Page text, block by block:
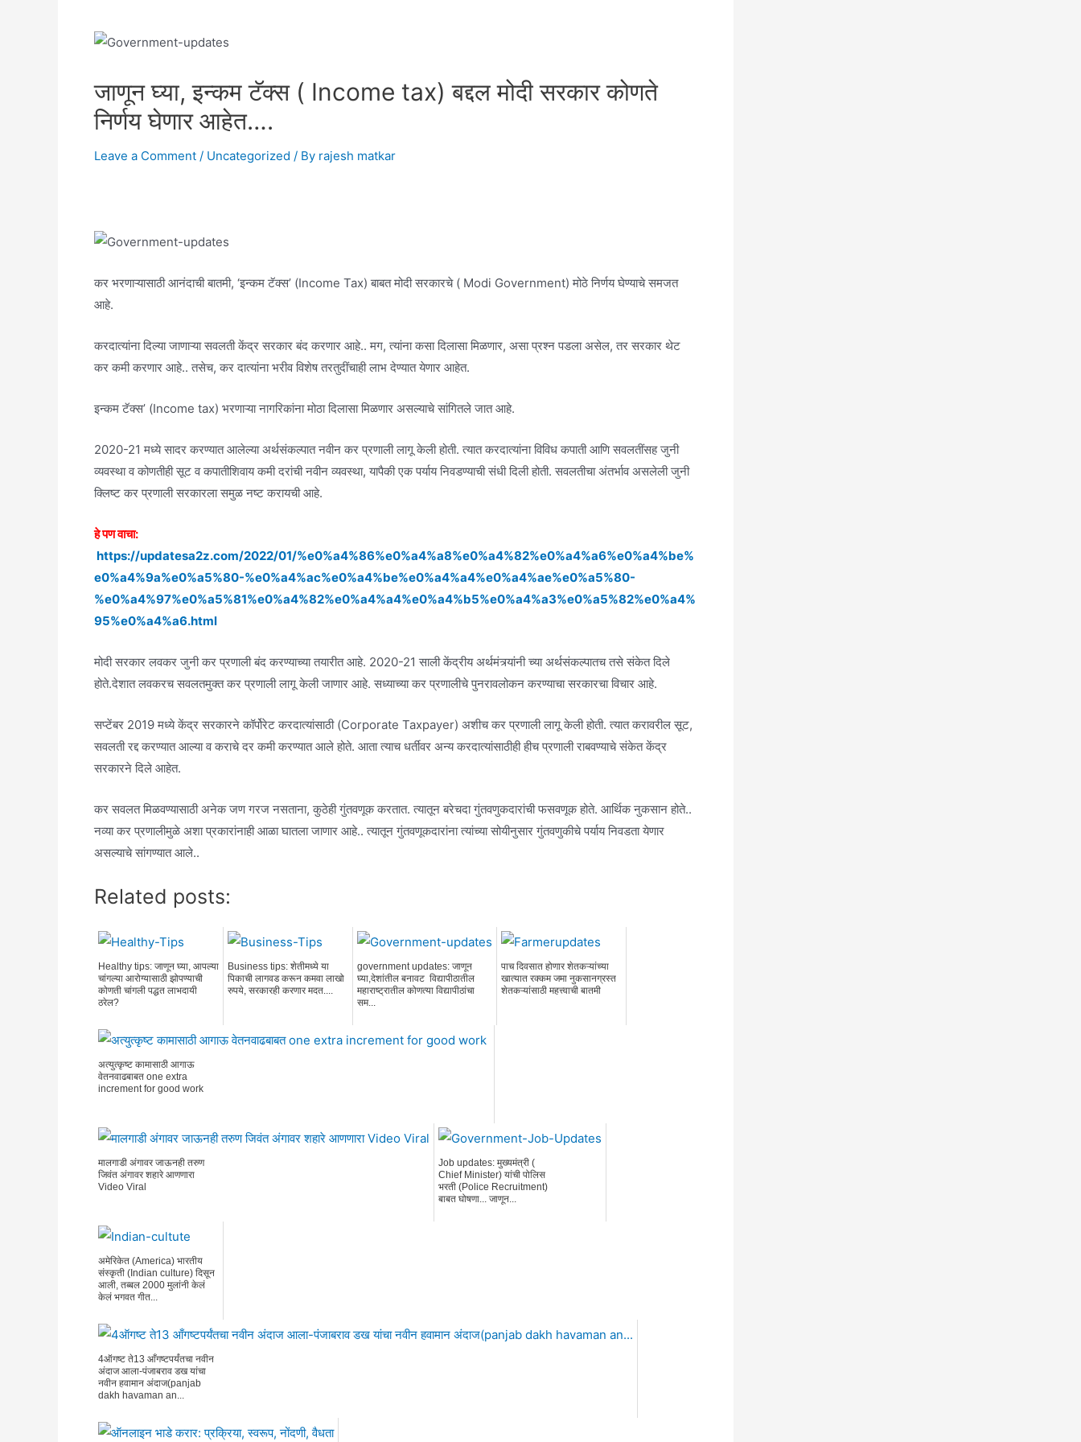
जाणून घ्या, इन्कम टॅक्स ( Income tax) बद्दल मोदी सरकार कोणते
निर्णय घेणार आहेत….
Leave a Comment / Uncategorized / By rajesh matkar
कर भरणाऱ्यासाठी आनंदाची बातमी, ‘इन्कम टॅक्स’ (Income Tax) बाबत मोदी सरकारचे ( Modi Government) मोठे निर्णय घेण्याचे समजत
आहे.
करदात्यांना दिल्या जाणाऱ्या सवलती केंद्र सरकार बंद करणार आहे.. मग, त्यांना कसा दिलासा मिळणार, असा प्रश्न पडला असेल, तर सरकार थेट
कर कमी करणार आहे.. तसेच, कर दात्यांना भरीव विशेष तरतुदींचाही लाभ देण्यात येणार आहेत.
इन्कम टॅक्स’ (Income tax) भरणाऱ्या नागरिकांना मोठा दिलासा मिळणार असल्याचे सांगितले जात आहे.
2020-21 मध्ये सादर करण्यात आलेल्या अर्थसंकल्पात नवीन कर प्रणाली लागू केली होती. त्यात करदात्यांना विविध कपाती आणि सवलतींसह जुनी
व्यवस्था व कोणतीही सूट व कपातीशिवाय कमी दरांची नवीन व्यवस्था, यापैकी एक पर्याय निवडण्याची संधी दिली होती. सवलतीचा अंतर्भाव असलेली जुनी
क्लिष्ट कर प्रणाली सरकारला समुळ नष्ट करायची आहे.
हे पण वाचा:
https://updatesa2z.com/2022/01/%e0%a4%86%e0%a4%a8%e0%a4%82%e0%a4%a6%e0%a4%be%
e0%a4%9a%e0%a5%80-%e0%a4%ac%e0%a4%be%e0%a4%a4%e0%a4%ae%e0%a5%80-
%e0%a4%97%e0%a5%81%e0%a4%82%e0%a4%a4%e0%a4%b5%e0%a4%a3%e0%a5%82%e0%a4%
95%e0%a4%a6.html
मोदी सरकार लवकर जुनी कर प्रणाली बंद करण्याच्या तयारीत आहे. 2020-21 साली केंद्रीय अर्थमंत्र्यांनी च्या अर्थसंकल्पातच तसे संकेत दिले
होते.देशात लवकरच सवलतमुक्त कर प्रणाली लागू केली जाणार आहे. सध्याच्या कर प्रणालीचे पुनरावलोकन करण्याचा सरकारचा विचार आहे.
सप्टेंबर 2019 मध्ये केंद्र सरकारने कॉर्पोरेट करदात्यांसाठी (Corporate Taxpayer) अशीच कर प्रणाली लागू केली होती. त्यात करावरील सूट,
सवलती रद्द करण्यात आल्या व कराचे दर कमी करण्यात आले होते. आता त्याच धर्तीवर अन्य करदात्यांसाठीही हीच प्रणाली राबवण्याचे संकेत केंद्र
सरकारने दिले आहेत.
कर सवलत मिळवण्यासाठी अनेक जण गरज नसताना, कुठेही गुंतवणूक करतात. त्यातून बरेचदा गुंतवणुकदारांची फसवणूक होते. आर्थिक नुकसान होते..
नव्या कर प्रणालीमुळे अशा प्रकारांनाही आळा घातला जाणार आहे.. त्यातून गुंतवणूकदारांना त्यांच्या सोयीनुसार गुंतवणुकीचे पर्याय निवडता येणार
असल्याचे सांगण्यात आले..
Related posts:
Healthy tips: जाणून घ्या, आपल्या
चांगल्या आरोग्यासाठी झोपण्याची
कोणती चांगली पद्धत लाभदायी
ठरेल?
Business tips: शेतीमध्ये या
पिकाची लागवड करून कमवा लाखो
रुपये, सरकारही करणार मदत....
government updates: जाणून
घ्या,देशांतील बनावट विद्यापीठातील
महाराष्ट्रातील कोणत्या विद्यापीठांचा
सम...
पाच दिवसात होणार शेतकऱ्यांच्या
खात्यात रक्कम जमा नुकसानग्रस्त
शेतकऱ्यांसाठी महत्त्वाची बातमी
अत्युत्कृष्ट कामासाठी आगाऊ
वेतनवाढबाबत one extra
increment for good work
मालगाडी अंगावर जाऊनही तरुण
जिवंत अंगावर शहारे आणणारा
Video Viral
Job updates: मुख्यमंत्री (
Chief Minister) यांची पोलिस
भरती (Police Recruitment)
बाबत घोषणा... जाणून...
अमेरिकेत (America) भारतीय
संस्कृती (Indian culture) दिसून
आली, तब्बल 2000 मुलांनी केलं
केलं भगवत गीत...
4ऑगष्ट ते13 आँगष्टपर्यंतचा नवीन
अंदाज आला-पंजाबराव डख यांचा
नवीन हवामान अंदाज(panjab
dakh havaman an...